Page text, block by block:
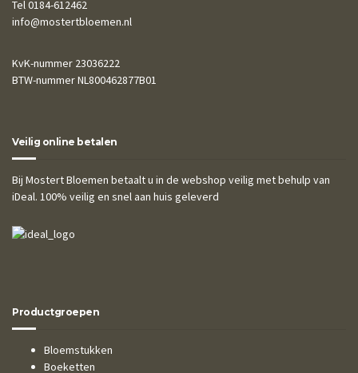
Tel 0184-612462
info@mostertbloemen.nl
KvK-nummer 23036222
BTW-nummer NL800462877B01
Veilig online betalen
Bij Mostert Bloemen betaalt u in de webshop veilig met behulp van
iDeal. 100% veilig en snel aan huis geleverd
Productgroepen
Bloemstukken
Boeketten